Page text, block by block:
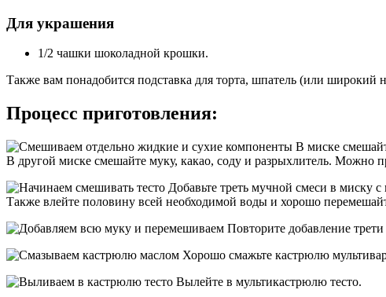
Для украшения
1/2 чашки шоколадной крошки.
Также вам понадобится подставка для торта, шпатель (или
Процесс приготовления:
В миске
В другой миске смешайте муку, какао, соду и разрыхлитель. Можно
Добавьте треть мучной смеси в миску
Также влейте половину всей необходимой воды и хорошо
Повторите добавление
Хорошо смажьте кастрюлю
Вылейте в мультикастрюлю тесто.